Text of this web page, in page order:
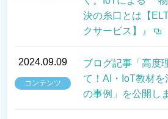
障害・メンテナンス情報
決の糸口とは【
クサービス】』
2024.09.09
コンテンツ
ブログ記事「高度
て！AI・IoT教材
の事例」を公開し